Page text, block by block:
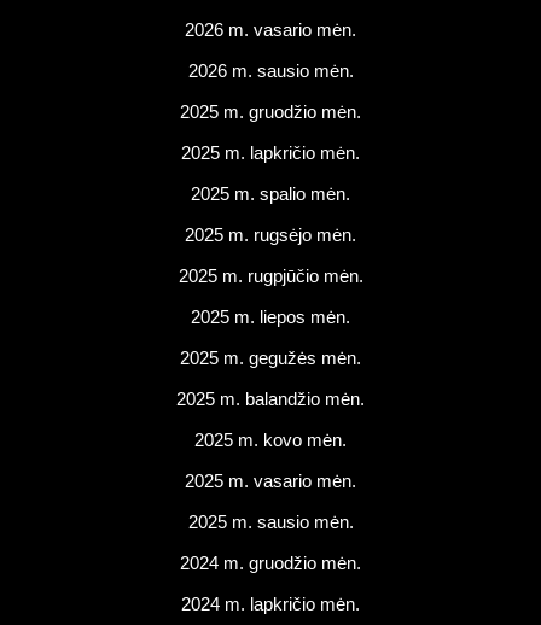
2026 m. vasario mėn.
2026 m. sausio mėn.
2025 m. gruodžio mėn.
2025 m. lapkričio mėn.
2025 m. spalio mėn.
2025 m. rugsėjo mėn.
2025 m. rugpjūčio mėn.
2025 m. liepos mėn.
2025 m. gegužės mėn.
2025 m. balandžio mėn.
2025 m. kovo mėn.
2025 m. vasario mėn.
2025 m. sausio mėn.
2024 m. gruodžio mėn.
2024 m. lapkričio mėn.